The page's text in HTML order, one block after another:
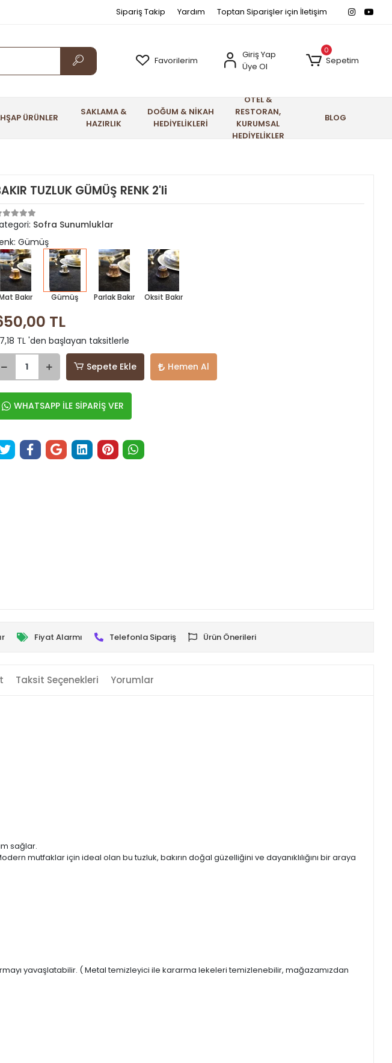
Sipariş Takip Yardım Toptan Siparişler için İletişim
Favorilerim
Giriş Yap
Üye Ol
0
Sepetim
ÜRÜNLER
SAKLAMA &
HAZIRLIK
DOĞUM & NİKAH
HEDİYELİKLERİ
OTEL &
RESTORAN,
KURUMSAL
HEDİYELİKLER
BLOG
TUZLUK GÜMÜŞ RENK 2'li
Sofra Sunumluklar
Gümüş
Bakır Gümüş Parlak Bakır Oksit Bakır
TL
TL 'den başlayan taksitlerle
Sepete Ekle Hemen Al
WHATSAPP İLE SİPARİŞ VER
Fiyat Alarmı Telefonla Sipariş Ürün Önerileri
Taksit Seçenekleri Yorumlar
sağlar.
mutfaklar için ideal olan bu tuzluk, bakırın doğal güzelliğini ve dayanıklılığını bir araya
yavaşlatabilir. ( Metal temizleyici ile kararma lekeleri temizlenebilir, mağazamızdan